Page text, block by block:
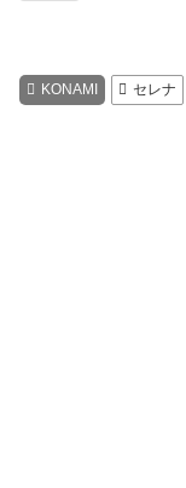
KONAMI セレナ